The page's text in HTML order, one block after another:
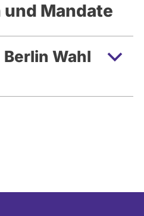
Mandate
Wahl